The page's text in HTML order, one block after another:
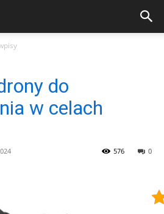
do
w celach
0
576